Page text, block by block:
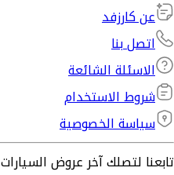
عن كارزفد
اتصل بنا
الاسئلة الشائعة
شروط الاستخدام
سياسة الخصوصية
تابعنا لتصلك آخر عروض السيارات